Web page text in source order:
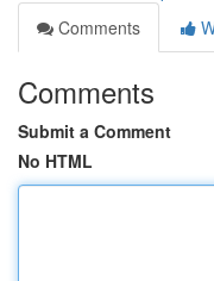
Comments
Comments
Submit a Comment
No HTML